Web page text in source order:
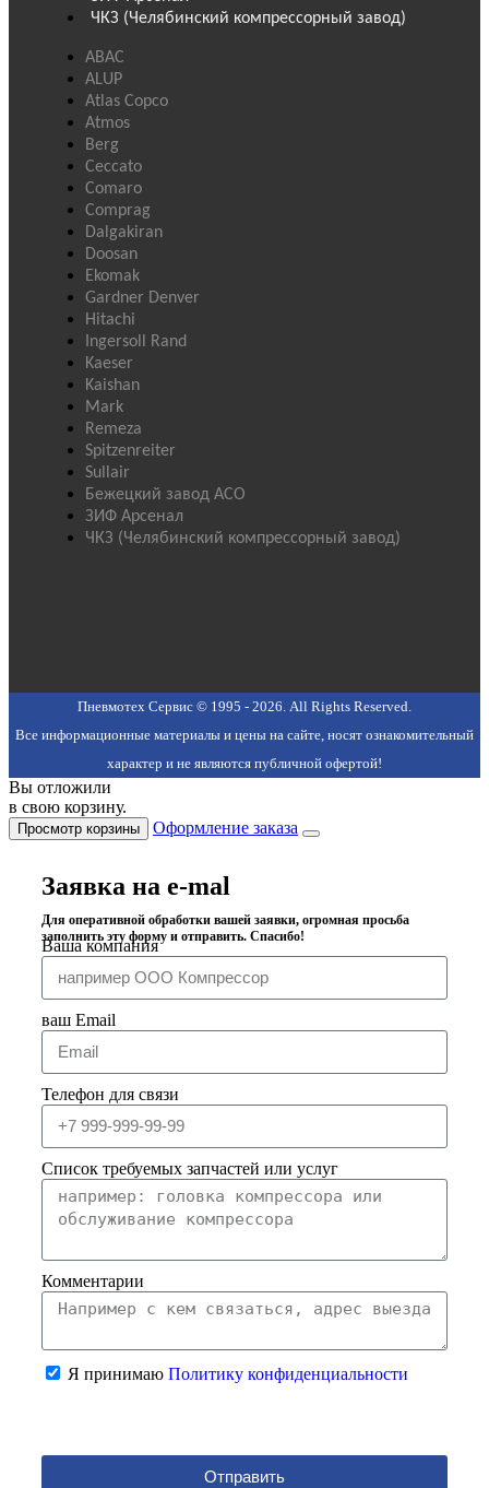
ЧКЗ (Челябинский компрессорный завод)
ABAC
ALUP
Atlas Copco
Atmos
Berg
Ceccato
Comaro
Comprag
Dalgakiran
Doosan
Ekomak
Gardner Denver
Hitachi
Ingersoll Rand
Kaeser
Kaishan
Mark
Remeza
Spitzenreiter
Sullair
Бежецкий завод АСО
ЗИФ Арсенал
ЧКЗ (Челябинский компрессорный завод)
Пневмотех Сервис © 1995 - 2026. All Rights Reserved.
Все информационные материалы и цены на сайте, носят ознакомительный
характер и не являются публичной офертой!
Вы отложили
в свою корзину.
Просмотр корзины Оформление заказа
Заявка на e-mal
Для оперативной обработки вашей заявки, огромная просьба
заполнить эту форму и отправить. Спасибо!
Ваша компания
ваш Email
Телефон для связи
Список требуемых запчастей или услуг
Комментарии
Я принимаю Политику конфиденциальности
Отправить